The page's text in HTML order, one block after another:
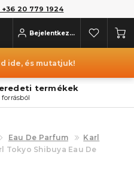
20 779 1924
Bejelentkezés
ide, és mutatjuk!
termékek
forrásból
Eau De Parfum
Karl
Tokyo Shibuya Eau De